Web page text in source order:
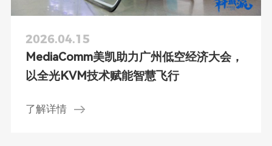
2026.04.15
MediaComm美凯助力广州低空经济大会，
以全光KVM技术赋能智慧飞行
了解详情